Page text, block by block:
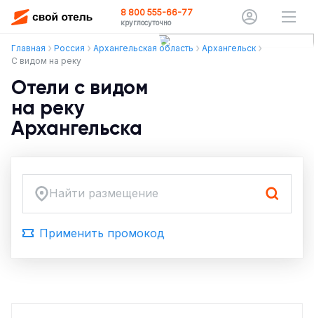
8 800 555-66-77
круглосуточно
Главная Россия Архангельская область
Архангельск
С видом на реку
Отели с видом
на реку
Архангельска
Найти размещение
Применить промокод